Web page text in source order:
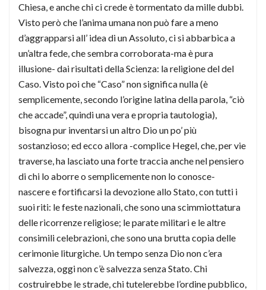
Chiesa, e anche chi ci crede è tormentato da mille dubbi.
Visto però che l’anima umana non può fare a meno
d’aggrapparsi all’ idea di un Assoluto, ci si abbarbica a
un’altra fede, che sembra corroborata-ma è pura
illusione- dai risultati della Scienza: la religione del del
Caso. Visto poi che “Caso” non significa nulla (è
semplicemente, secondo l’origine latina della parola, “ciò
che accade”, quindi una vera e propria tautologia),
bisogna pur inventarsi un altro Dio un po’ più
sostanzioso; ed ecco allora -complice Hegel, che, per vie
traverse, ha lasciato una forte traccia anche nel pensiero
di chi lo aborre o semplicemente non lo conosce-
nascere e fortificarsi la devozione allo Stato, con tutti i
suoi riti: le feste nazionali, che sono una scimmiottatura
delle ricorrenze religiose; le parate militari e le altre
consimili celebrazioni, che sono una brutta copia delle
cerimonie liturgiche. Un tempo senza Dio non c’era
salvezza, oggi non c’è salvezza senza Stato. Chi
costruirebbe le strade, chi tutelerebbe l’ordine pubblico,